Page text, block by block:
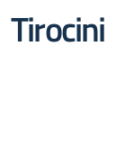
Tirocini